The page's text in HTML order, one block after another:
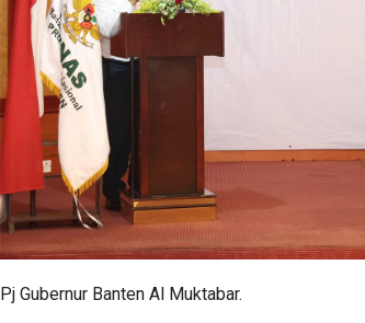
Pj Gubernur Banten Al Muktabar.